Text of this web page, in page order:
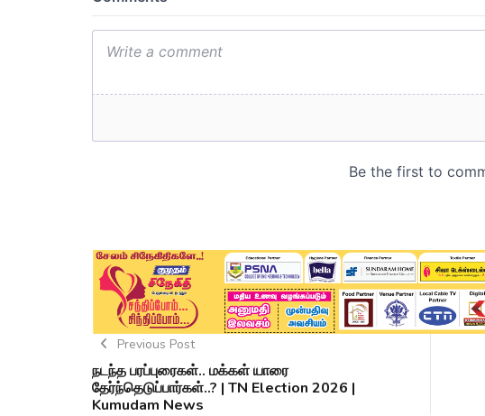
Previous Post
நடந்த பரப்புரைகள்.. மக்கள் யாரை
தேர்ந்தெடுப்பார்கள்..? | TN Election 2026 |
Kumudam News